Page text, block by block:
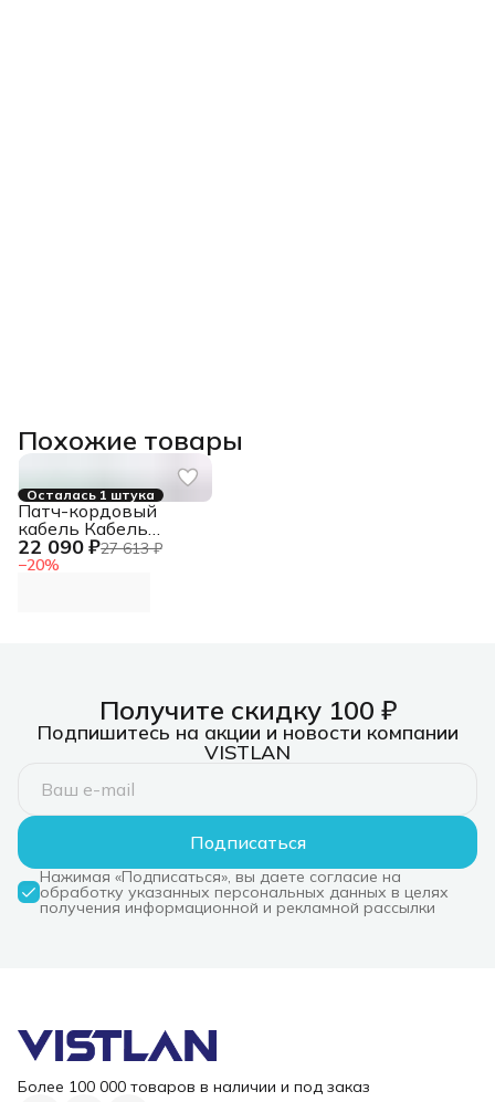
Похожие товары
Осталась 1 штука
22 090 ₽27 613 ₽
−20%
Патч-кордовый
кабель Кабель
LANMASTER патч-
кордовый UTP, 4x2,
Получите скидку 100 ₽
Подпишитесь на акции и новости компании
VISTLAN
Подписаться
Нажимая «Подписаться», вы даете согласие на
обработку указанных персональных данных в целях
получения информационной и рекламной рассылки
Более 100 000 товаров в наличии и под заказ